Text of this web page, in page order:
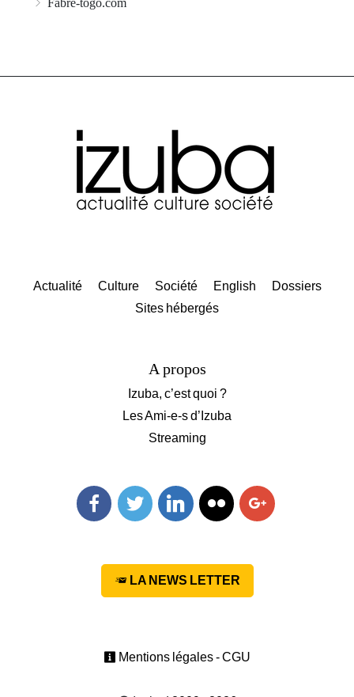
Fabre-togo.com
Actualité Culture Société English
Dossiers
Sites hébergés
A propos
Izuba, c’est quoi ?
Les Ami-e-s d’Izuba
Streaming
LA NEWS LETTER
Mentions légales - CGU